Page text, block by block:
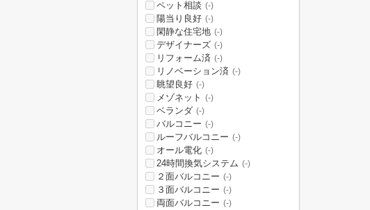
ペット相談 (-)
陽当り良好 (-)
閑静な住宅地 (-)
デザイナーズ (-)
リフォーム済 (-)
リノベーション済 (-)
眺望良好 (-)
メゾネット (-)
ベランダ (-)
バルコニー (-)
ルーフバルコニー (-)
オール電化 (-)
24時間換気システム (-)
２面バルコニー (-)
３面バルコニー (-)
両面バルコニー (-)